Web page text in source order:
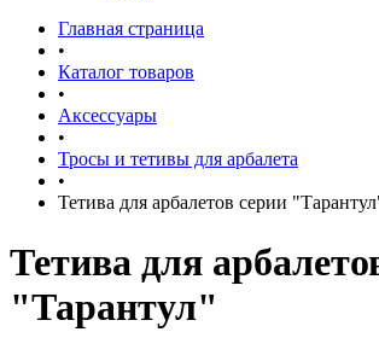
Главная страница
•
Каталог товаров
•
Аксессуары
•
Тросы и тетивы для арбалета
•
Тетива для арбалетов серии
Тетива для
"Тарантул"